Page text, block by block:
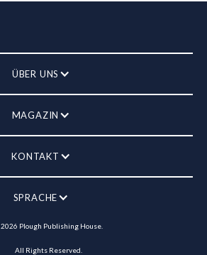
ÜBER UNS
MAGAZIN
KONTAKT
SPRACHE
2026 Plough Publishing House.
All Rights Reserved.